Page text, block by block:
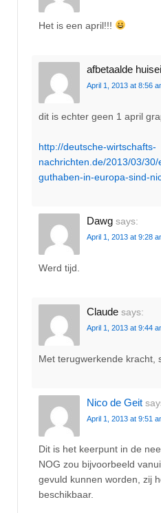
Het is een april!!!
afbetaalde
April 1, 2013 at 8:56
dit is echter geen 1 april
http://deutsche-wirtschafts-
nachrichten.de/2013/03/
guthaben-in-europa-sind-
Dawg says:
April 1, 2013 at 9:28
Werd tijd.
Claude says:
April 1, 2013 at 9:44
Met terugwerkende kracht,
Nico de Geit
April 1, 2013 at 9:51
Dit is het keerpunt in de
NOG zou bijvoorbeeld
gevuld kunnen worden, zij
beschikbaar.